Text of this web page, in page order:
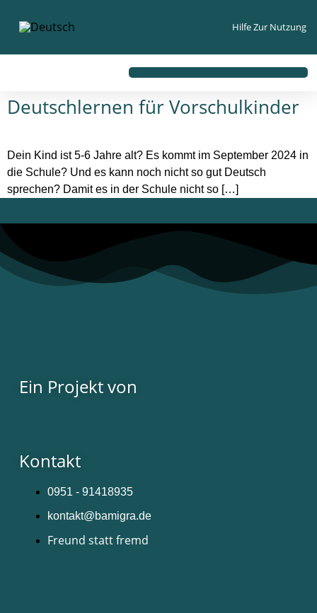
Hilfe Zur Nutzung
Deutschlernen für Vorschulkinder
Dein Kind ist 5-6 Jahre alt? Es kommt im September 2024 in
die Schule? Und es kann noch nicht so gut Deutsch
sprechen? Damit es in der Schule nicht so […]
Ein Projekt von
Kontakt
0951 - 91418935
kontakt@bamigra.de
Freund statt fremd